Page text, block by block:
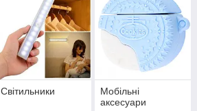
Світильники
Мобільні
аксесуари